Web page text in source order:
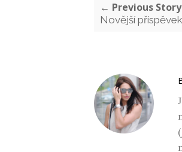
← Previous Story
Novější příspěvek